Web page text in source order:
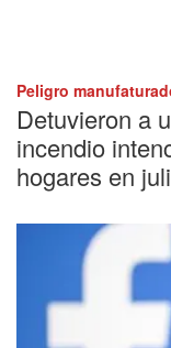
Peligro
Detuvieron a
incendio
hogares en